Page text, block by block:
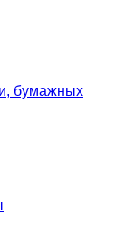
бумажных